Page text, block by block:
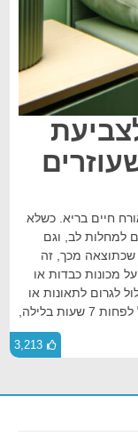
חיים בריא. כשלא
למחלות לב, וגם
שכתוצאה מכך, זה
מכונות כבדות או
לגרום לתאונות או
אפילו למוות. השמירה על מחזור שינה קבוע של לפחות 7 שעות בלילה,
3,213